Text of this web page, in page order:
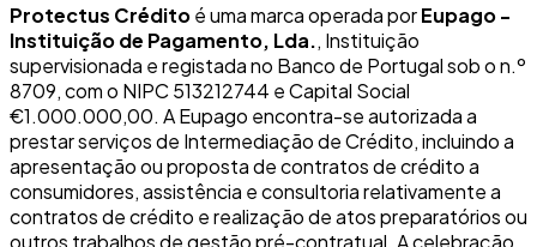
Protectus Créditoé uma marca operada porEupago -
Instituição de Pagamento, Lda., Instituição
supervisionada e registada no Banco de Portugal sob o n.º
8709, com o NIPC 513212744 e Capital Social
€1.000.000,00. A Eupago encontra-se autorizada a
prestar serviços de Intermediação de Crédito, incluindo a
apresentação ou proposta de contratos de crédito a
consumidores, assistência e consultoria relativamente a
contratos de crédito e realização de atos preparatórios ou
outros trabalhos de gestão pré-contratual. A celebração